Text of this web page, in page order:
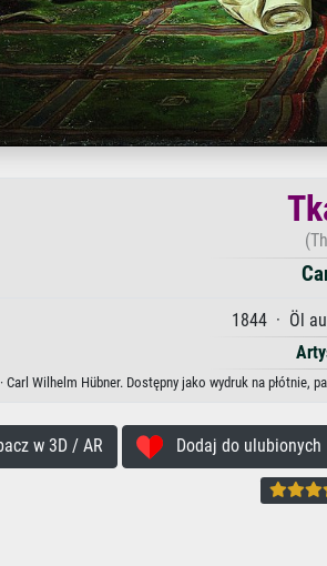
1844 · Öl
Carl Wilhelm Hübner. Dostępny jako wydruk na
w 3D / AR Dodaj do ulubionych